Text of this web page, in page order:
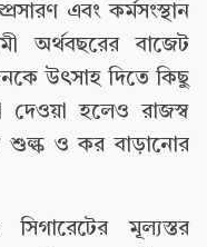
এবং কর্মসংস্থান
অর্থবছরের বাজেট
উৎসাহ দিতে কিছু
হলেও রাজস্ব
শুল্ক ও কর বাড়ানোর
মূল্যস্তর